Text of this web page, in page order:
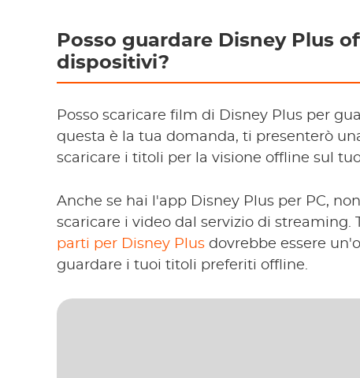
Posso guardare Disney Plus
dispositivi?
Posso scaricare film di Disney Plus per
questa è la tua domanda, ti presenterò
scaricare i titoli per la visione offline sul
Anche se hai l'app Disney Plus per PC,
scaricare i video dal servizio di streaming.
parti per Disney Plus dovrebbe essere
guardare i tuoi titoli preferiti offline.